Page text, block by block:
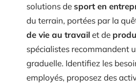
solutions desport en
du terrain, portées par la
de vie au travailet de
spécialistes recommandent
graduelle. Identifiez les
employés, proposez des